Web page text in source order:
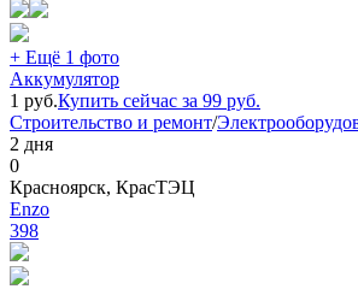
+ Ещё 1 фото
Аккумулятор
1 руб.Купить сейчас за 99 руб.
Строительство и ремонт/
2 дня
0
Красноярск, КрасТЭЦ
Еnzo
398